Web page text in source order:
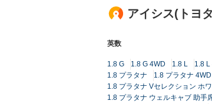
アイシス(トヨ
英数
1.8 G 1.8 G 4WD 1.8 L 1.8 L
1.8 プラタナ
1.8 プラタナ 4WD
1.8 プラタナ Vセレクション ホ
1.8 プラタナ ウェルキャブ 助手